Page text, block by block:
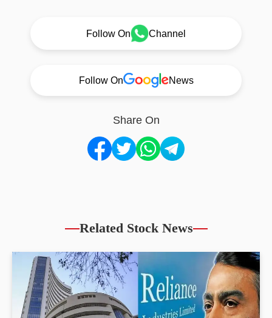
Follow On Channel
Follow On News
Share On
Related Stock News